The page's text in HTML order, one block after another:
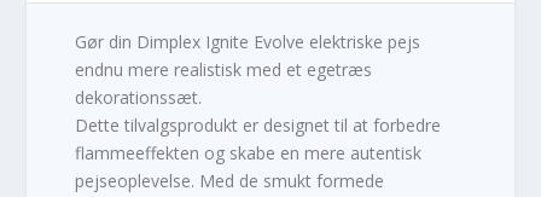
Gør din Dimplex Ignite Evolve elektriske pejs
endnu mere realistisk med et egetræs
dekorationssæt.
Dette tilvalgsprodukt er designet til at forbedre
flammeeffekten og skabe en mere autentisk
pejseoplevelse. Med de smukt formede